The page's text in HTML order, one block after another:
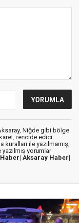
Niğde gibi bölge
rencide edici
kuralları ile yazılmamış,
yorumlar
Aksaray Haber|